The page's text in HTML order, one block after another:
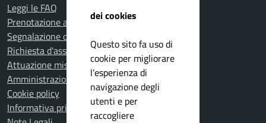
Leggi le FAQ
Prenotazione appuntamento
Segnalazione disservizio
Richiesta d'assistenza
Attuazione misure PNRR
Amministrazione trasparente
Cookie policy
Informativa privacy
dei cookies
Questo sito fa uso di
cookie per migliorare
l’esperienza di
navigazione degli
utenti e per
raccogliere